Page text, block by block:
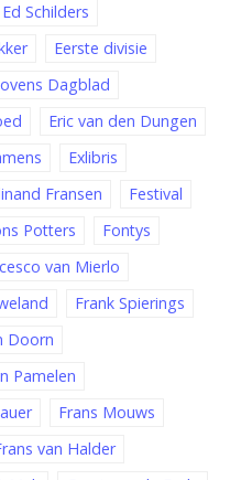
Ed Schilders
Eerste divisie
Dagblad
Eric van den Dungen
Exlibris
Fransen
Festival
Potters
Fontys
van Mierlo
Frank Spierings
Doorn
Pamelen
Frans Mouws
van Halder